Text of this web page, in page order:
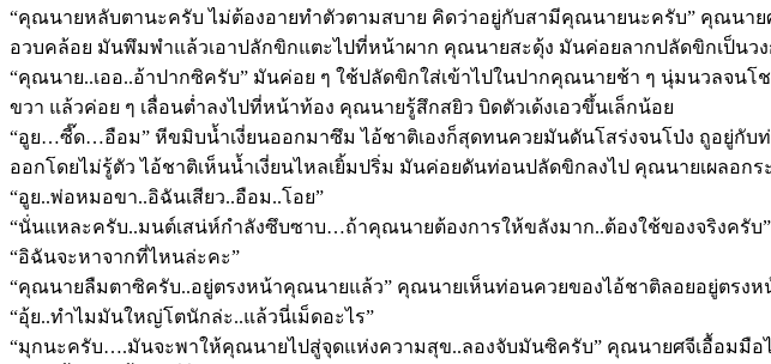
“คุณนายหลับตานะครับ ไม่ต้องอายทำตัวตามสบาย คิดว่าอยู่กับสามีคุณนายนะครับ” คุณนา
อวบคล้อย มันพึมพำแล้วเอาปลักขิกแตะไปที่หน้าผาก คุณนายสะดุ้ง มันค่อยลากปลัดขิกเป็นว
“คุณนาย..เออ..อ้าปากซิครับ” มันค่อย ๆ ใช้ปลัดขิกใส่เข้าไปในปากคุณนายช้า ๆ นุ่มนวลจ
ขวา แล้วค่อย ๆ เลื่อนต่ำลงไปที่หน้าท้อง คุณนายรู้สึกสยิว บิดตัวเด้งเอวขึ้นเล็กน้อย
“อูย…ซี๊ด…อือม” หีขมิบน้ำเงี่ยนออกมาซึม ไอ้ชาติเองก็สุดทนควยมันดันโสร่งจนโป่ง ถูอยู่กั
ออกโดยไม่รู้ตัว ไอ้ชาติเห็นน้ำเงี่ยนไหลเยิ้มปริ่ม มันค่อยดันท่อนปลัดขิกลงไป คุณนายเผลอก
“อูย..พ่อหมอขา..อิฉันเสียว..อือม..โอย”
“นั่นแหละครับ..มนต์เสน่ห์กำลังซึบซาบ…ถ้าคุณนายต้องการให้ขลังมาก..ต้องใช้ของจริงครั
“อิฉันจะหาจากที่ไหนล่ะคะ”
“คุณนายลืมตาซิครับ..อยู่ตรงหน้าคุณนายแล้ว” คุณนายเห็นท่อนควยของไอ้ชาติลอยอยู่ตรงห
“อุ้ย..ทำไมมันใหญ่โตนักล่ะ..แล้วนี่เม็ดอะไร”
“มุกนะครับ….มันจะพาให้คุณนายไปสู่จุดแห่งความสุข..ลองจับมันซิครับ” คุณนายศจีเอื้อมมือ